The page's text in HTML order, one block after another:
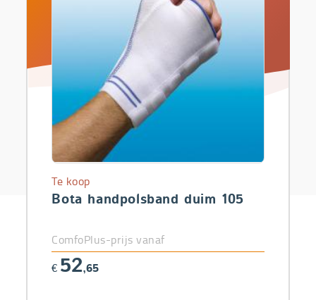
Bota handpolsband duim 105
Te koop
ComfoPlus-prijs vanaf
€ 52,65